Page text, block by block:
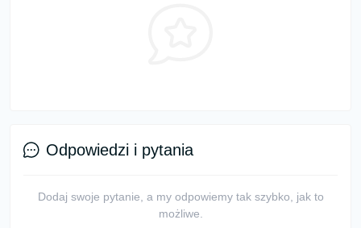
Odpowiedzi i pytania
Dodaj swoje pytanie, a my odpowiemy tak szybko, jak to
możliwe.